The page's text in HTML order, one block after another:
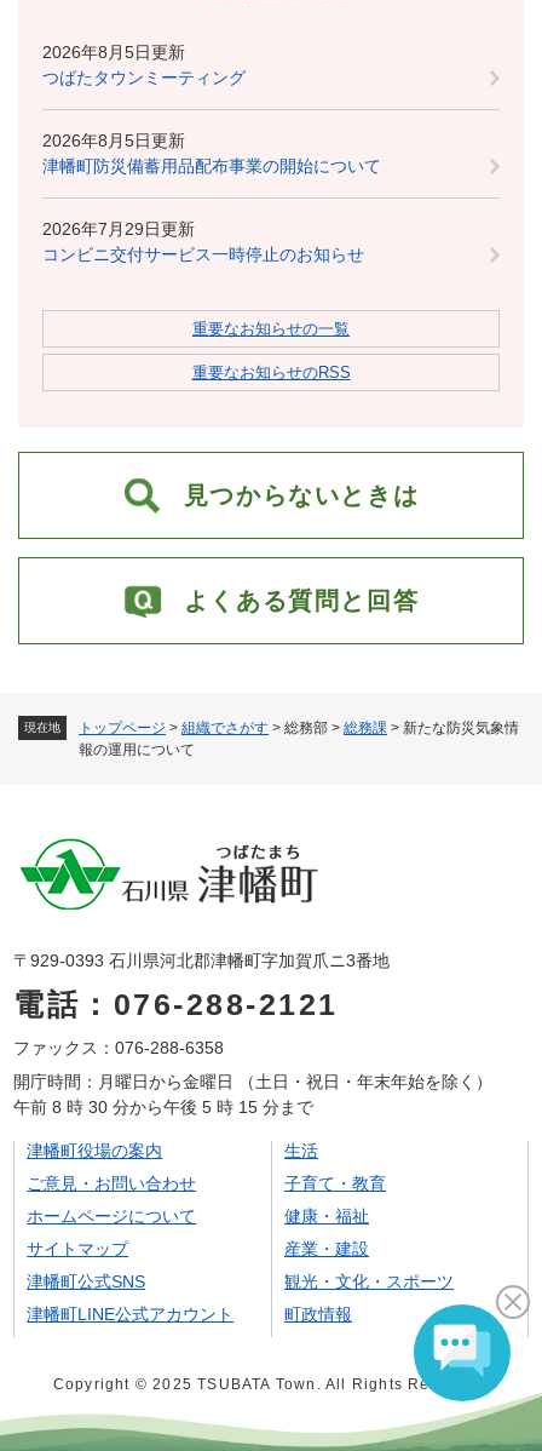
現在地 トップページ > 組織でさがす > 総務部 > 総務課 > 新たな防災気象情
報の運用について
2026年8月5日更新
つばたタウンミーティング
2026年8月5日更新
津幡町防災備蓄用品配布事業の開始について
2026年7月29日更新
コンビニ交付サービス一時停止のお知らせ
重要なお知らせの一覧
重要なお知らせのRSS
見つからないときは
よくある質問と回答
〒929-0393 石川県河北郡津幡町字加賀爪ニ3番地
電話：076-288-2121
ファックス：076-288-6358
開庁時間：月曜日から金曜日 （土日・祝日・年末年始を除く）
午前 8 時 30 分から午後 5 時 15 分まで
津幡町役場の案内
ご意見・お問い合わせ
ホームページについて
サイトマップ
津幡町公式SNS
津幡町LINE公式アカウント
生活
子育て・教育
健康・福祉
産業・建設
観光・文化・スポーツ
町政情報
Copyright © 2025 TSUBATA Town. All Rights Reserved.